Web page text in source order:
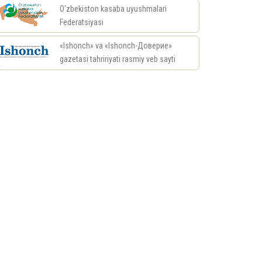
O‘zbekiston kasaba uyushmalari
Federatsiyasi
«Ishonch» va «Ishonch-Доверие»
gazetasi tahririyati rasmiy veb sayti